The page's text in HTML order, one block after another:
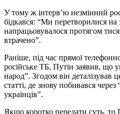
У тому ж інтерв’ю незмінний
бідкався: “Ми перетворилися на
напрацьовувалося протягом
втрачено”.
Раніше, під час прямої
російське ТБ, Путін заявив, що
народ”. Згодом він деталізував
статті, де знову побивався
українців”.
Якщо коротко передати суть, то